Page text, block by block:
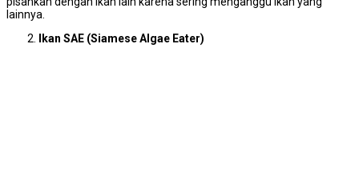
lainnya.
Ikan SAE (Siamese Algae Eater)